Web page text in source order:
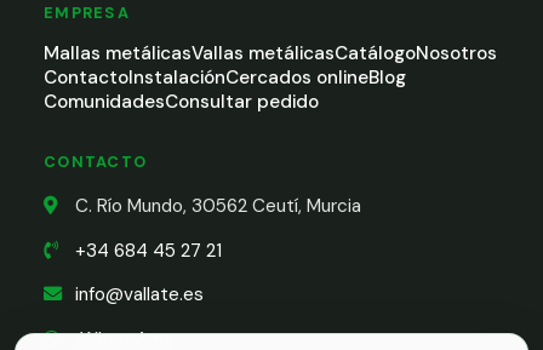
EMPRESA
Mallas metálicasVallas metálicasCatálogoNosotros
ContactoInstalaciónCercados onlineBlog
ComunidadesConsultar pedido
CONTACTO
C. Río Mundo, 30562 Ceutí, Murcia
+34 684 45 27 21
info@vallate.es
WhatsApp